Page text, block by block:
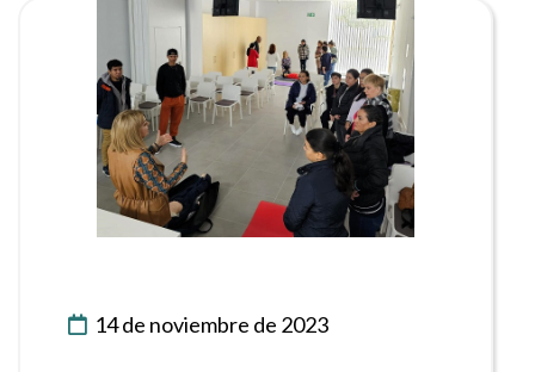
14 de noviembre de 2023
Ver noticia